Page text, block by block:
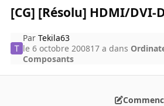
[CG] [Résolu] HDMI/DVI-
ParTekila63
le 6 octobre 200817 a dans
Composants